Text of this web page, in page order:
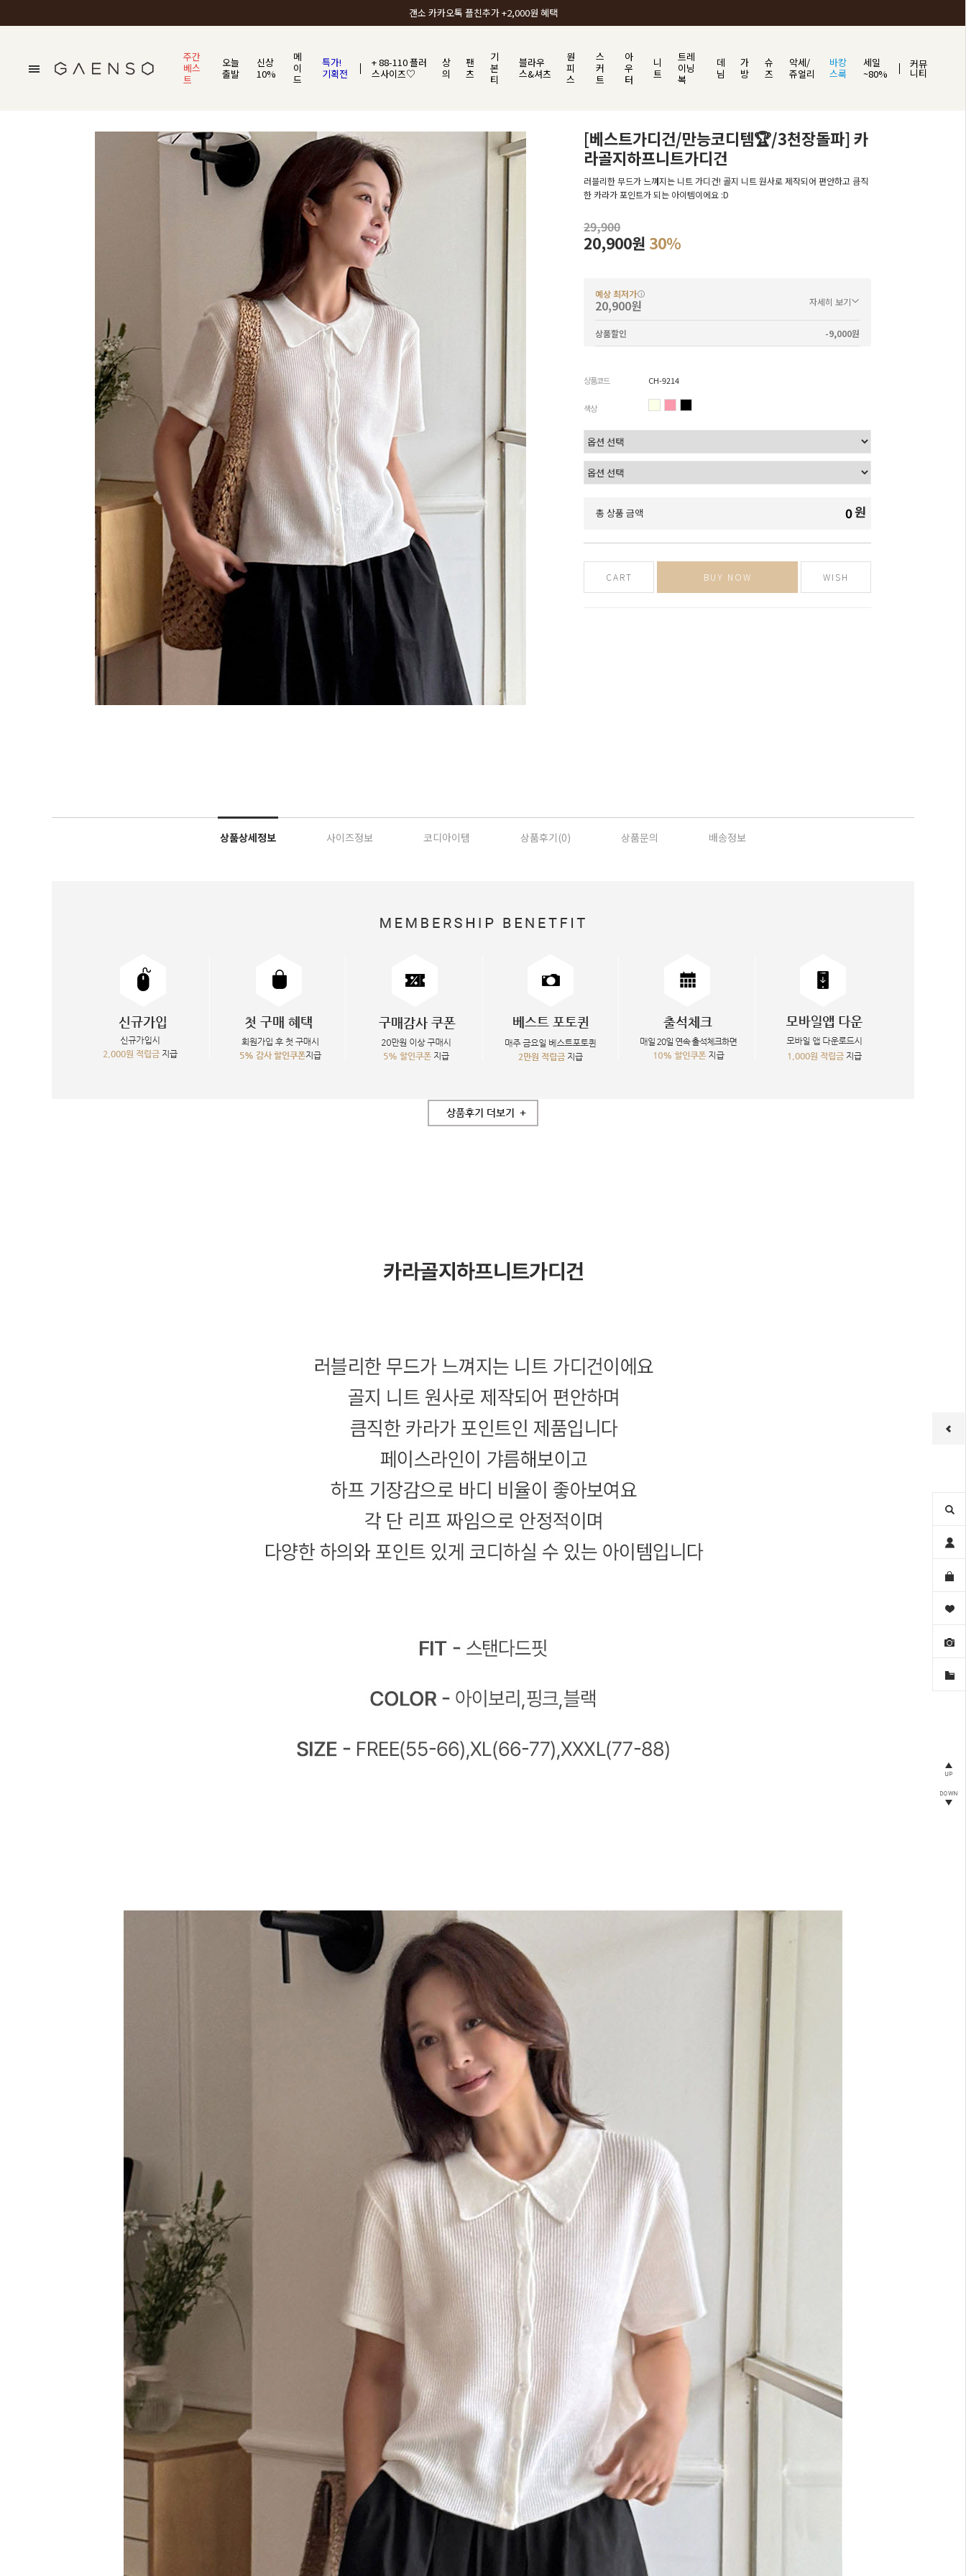
갠소에서 가장 많이 사랑받는 BEST ITEM
주간
베스
트
오늘
출발
신상
10%
메
이
드
특가!
기획전
+ 88-110 플러
스사이즈♡
상
의
팬
츠
기
본
티
블라우
스&셔츠
원
피
스
스
커
트
아
우
터
니
트
트레
이닝
복
데
님
가
방
슈
즈
악세/
쥬얼리
바캉
스룩
세일
~80%
커뮤
니티
[베스트가디건/만능코디템🏆/3천장돌파] 카
라골지하프니트가디건
러블리한 무드가 느껴지는 니트 가디건! 골지 니트 원사로 제작되어 편안하고 큼직
한 카라가 포인트가 되는 아이템이에요 :D
29,900
20,900원 30%
예상 최저가
20,900원 자세히 보기
상품할인 -9,000원
상품코드 CH-9214
색상
총 상품 금액 0원
CART BUY NOW WISH
상품상세정보 사이즈정보 코디아이템 상품후기(0) 상품문의 배송정보